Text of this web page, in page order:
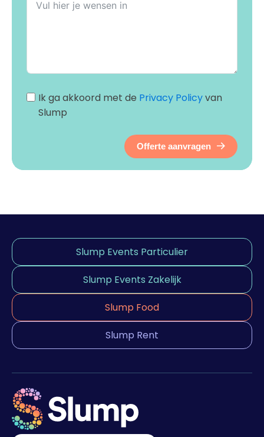
Ik ga akkoord met de Privacy Policyvan
Slump
Offerte aanvragen
Slump Events Particulier
Slump Events Zakelijk
Slump Food
Slump Rent